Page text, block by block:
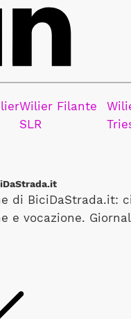
Wilier Filante
SLR
di BiciDaStrada.it:
e vocazione.